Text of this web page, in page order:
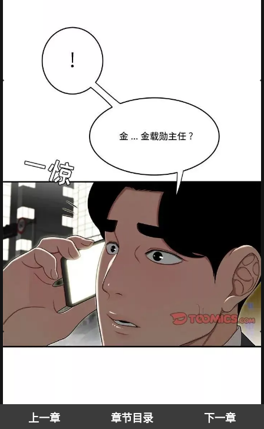
上一章 章节目录 下一章